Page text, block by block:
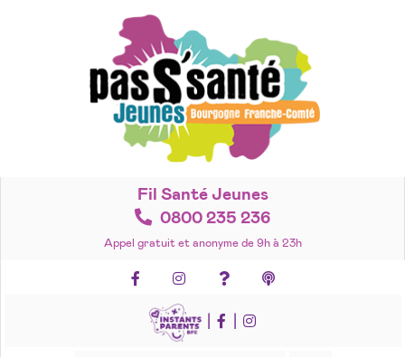
Fil Santé Jeunes
0800 235 236
Appel gratuit et anonyme de 9h à 23h
FacebookInstagramFoire aux questions